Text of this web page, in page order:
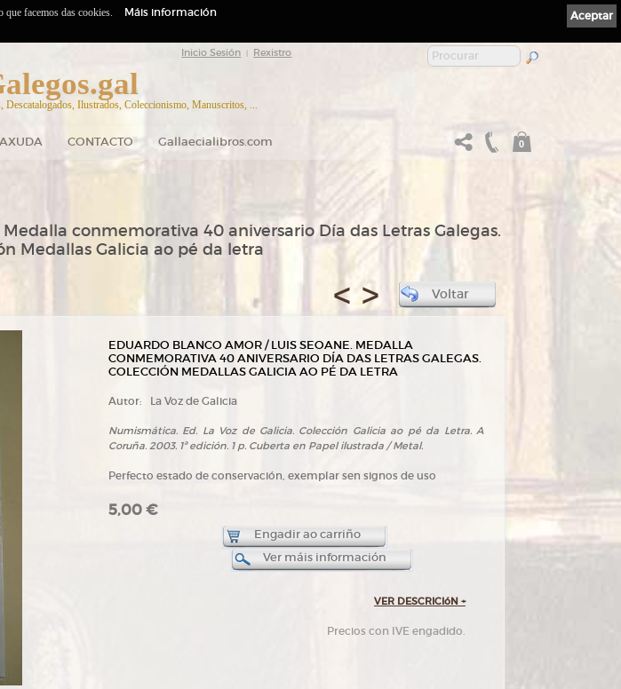
Inicio Sesión Rexistro
Ilustrados, Coleccionismo, Manuscritos, ...
AXUDA CONTACTO Gallaecialibros.com 0
conmemorativa 40 aniversario Día das Letras Galegas.
Medallas Galicia ao pé da letra
< > Voltar
EDUARDO BLANCO AMOR / LUIS SEOANE. MEDALLA
CONMEMORATIVA 40 ANIVERSARIO DÍA DAS LETRAS GALEGAS.
COLECCIÓN MEDALLAS GALICIA AO PÉ DA LETRA
Autor: La Voz de Galicia
Numismática. Ed. La Voz de Galicia. Colección Galicia ao pé da Letra. A
Coruña. 2003. 1ª edición. 1 p. Cuberta en Papel ilustrada / Metal.
Perfecto estado de conservación, exemplar sen signos de uso
5,00 €
Engadir ao carriño
Ver máis información
VER DESCRICIóN +
Precios con IVE engadido.
Aceptar
facemos das cookies. Máis información